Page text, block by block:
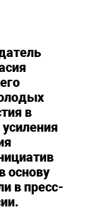
в
основу
в пресс-